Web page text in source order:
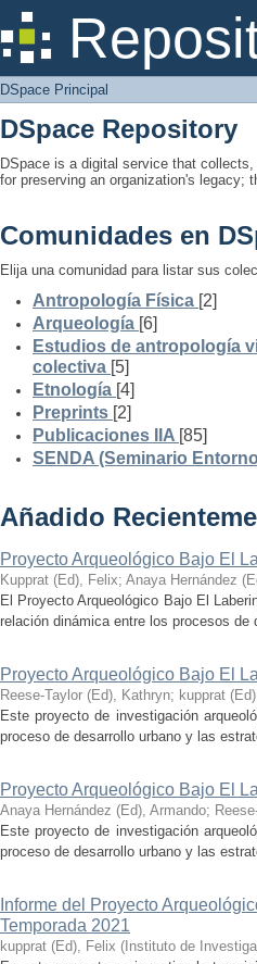
DSpace Principal
DSpace Principal
DSpace Repository
DSpace is a digital service that
for preserving an organization's legacy;
Comunidades en
Elija una comunidad para listar sus
Antropología Física [2]
Arqueología [6]
Estudios de antropología
colectiva [5]
Etnología [4]
Preprints [2]
Publicaciones IIA [85]
SENDA (Seminario
Añadido
Proyecto Arqueológico Bajo El
Kupprat (Ed), Felix; Anaya Hernández
El Proyecto Arqueológico Bajo El
relación dinámica entre los procesos
Proyecto Arqueológico Bajo El
Reese-Taylor (Ed), Kathryn; kupprat
Este proyecto de investigación
proceso de desarrollo urbano y las
Proyecto Arqueológico Bajo El
Anaya Hernández (Ed), Armando;
Este proyecto de investigación
proceso de desarrollo urbano y las
Informe del Proyecto
Temporada 2021
kupprat (Ed), Felix ( Instituto de